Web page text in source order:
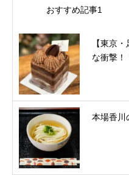
おすすめ記事1
【東京
な衝撃！
本場香川